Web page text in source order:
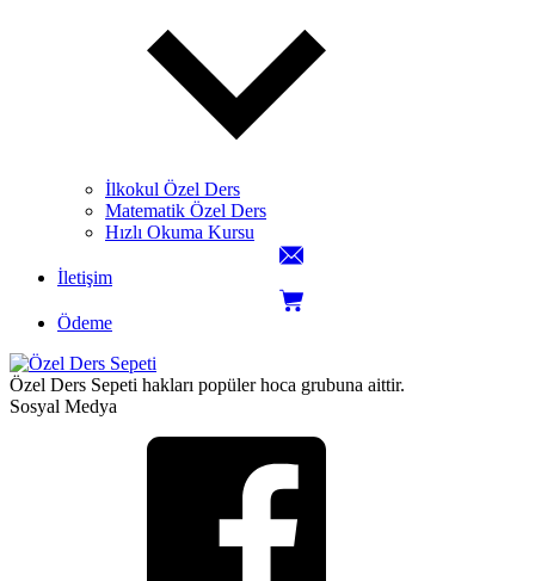
İlkokul Özel Ders
Matematik Özel Ders
Hızlı Okuma Kursu
İletişim
Ödeme
Özel Ders Sepeti hakları popüler hoca grubuna aittir.
Sosyal Medya